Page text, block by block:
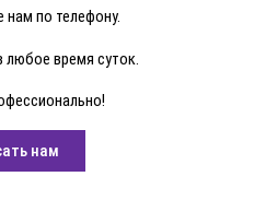
нам по телефону.
любое время суток.
нам